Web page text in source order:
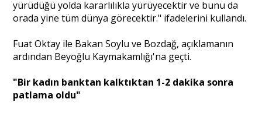
yürüdüğü yolda kararlılıkla yürüyecektir ve bunu da
orada yine tüm dünya görecektir." ifadelerini kullandı.
Fuat Oktay ile Bakan Soylu ve Bozdağ, açıklamanın
ardından Beyoğlu Kaymakamlığı'na geçti.
"Bir kadın banktan kalktıktan 1-2 dakika sonra
patlama oldu"